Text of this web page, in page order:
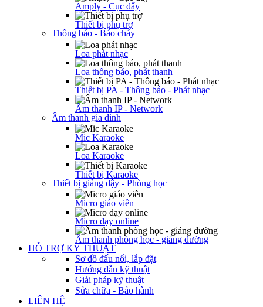
Amply - Cục đẩy
Thiết bị phụ trợ
Thông báo - Báo cháy
Loa phát nhạc
Loa thông báo, phát thanh
Thiết bị PA - Thông báo - Phát nhạc
Âm thanh IP - Network
Âm thanh gia đình
Mic Karaoke
Loa Karaoke
Thiết bị Karaoke
Thiết bị giảng dậy - Phòng học
Micro giáo viên
Micro dạy online
Âm thanh phòng học - giảng đường
HỖ TRỢ KỸ THUẬT
Sơ đồ đấu nối, lắp đặt
Hướng dẫn kỹ thuật
Giải pháp kỹ thuật
Sửa chữa - Bảo hành
LIÊN HỆ